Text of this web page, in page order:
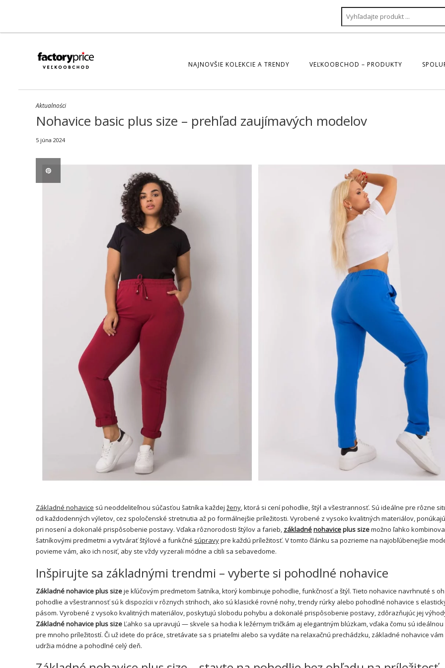
NAJNOVŠIE KOLEKCIE A TRENDY VEĽKOOBCHOD – PRODUKTY
Aktualności
Nohavice basic plus size – prehľad zaujímavých modelov
5 júna 2024
Základné nohavice sú neoddeliteľnou súčasťou šatníka každej ženy, ktorá si cení pohodlie, štýl a všestrannosť. Sú ideálne pre rôzne
od každodenných výletov, cez spoločenské stretnutia až po formálnejšie príležitosti. Vyrobené z vysoko kvalitných materiálov,
pri nosení a dokonalé prispôsobenie postavy. Vďaka rôznorodosti štýlov a farieb, základnénohaviceplus sizemožno ľahko
šatníkovými predmetmi a vytvárať štýlové a funkčné súpravypre každú príležitosť. V tomto článku sa pozrieme na najobľúbenejšie
povieme vám, ako ich nosiť, aby ste vždy vyzerali módne a cítili sa sebavedome.
Inšpirujte sa základnými trendmi – vyberte si pohodlné nohavice
Základné nohavice plus sizeje kľúčovým predmetom šatníka, ktorý kombinuje pohodlie, funkčnosť a štýl. Tieto nohavice navrhnuté s
pohodlie a všestrannosť sú k dispozícii v rôznych strihoch, ako sú klasické rovné nohy, trendy rúrky alebo pohodlné nohavice s
pásom. Vyrobené z vysoko kvalitných materiálov, poskytujú slobodu pohybu a dokonalé prispôsobenie postavy, zdôrazňujúc jej
Základné nohavice plus size Ľahko sa upravujú — skvele sa hodia k ležérnym tričkám aj elegantným blúzkam, vďaka čomu sú
pre mnoho príležitostí. Či už idete do práce, stretávate sa s priateľmi alebo sa vydáte na relaxačnú prechádzku, základné nohavice
udržia módne a pohodlné celý deň.